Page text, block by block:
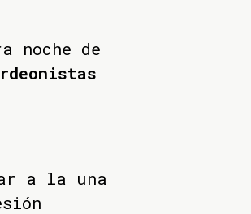
noche de
a la una